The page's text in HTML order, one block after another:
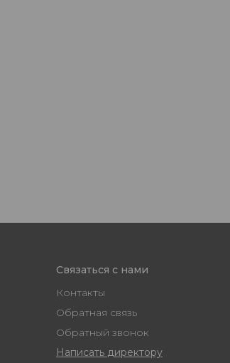
Связаться с нами
Контакты
Обратная связь
Обратный звонок
Написать директору